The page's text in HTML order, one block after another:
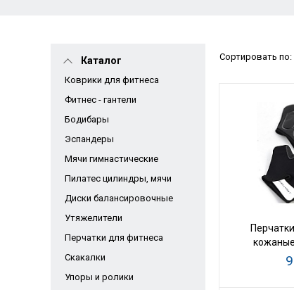
Каталог
Коврики для фитнеса
Фитнес - гантели
Бодибары
Эспандеры
Мячи гимнастические
Пилатес цилиндры, мячи
Диски балансировочные
Утяжелители
Перчатки для фитнеса
Скакалки
Упоры и ролики
Сортировать по: